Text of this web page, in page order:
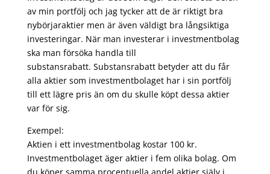
av min portfölj och jag tycker att de är riktigt bra
nybörjaraktier men är även väldigt bra långsiktiga
investeringar. När man investerar i investmentbolag
ska man försöka handla till
substansrabatt. Substansrabatt betyder att du får
alla aktier som investmentbolaget har i sin portfölj
till ett lägre pris än om du skulle köpt dessa aktier
var för sig.
Exempel:
Aktien i ett investmentbolag kostar 100 kr.
Investmentbolaget äger aktier i fem olika bolag. Om